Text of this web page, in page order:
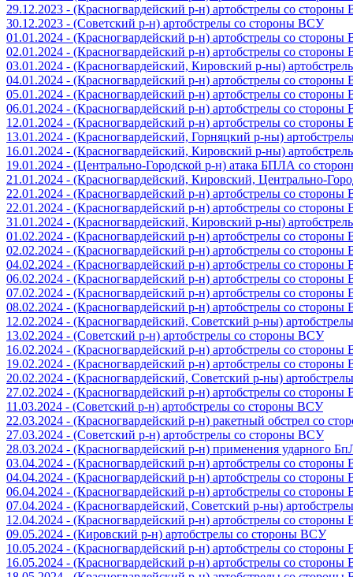
29.12.2023 - (Красногвардейский р-н) артобстрелы со
30.12.2023 - (Советский р-н) артобстрелы со стороны ВСУ
01.01.2024 - (Красногвардейский р-н) артобстрелы со
02.01.2024 - (Красногвардейский р-н) артобстрелы со
03.01.2024 - (Красногвардейский, Кировский р-ны)
04.01.2024 - (Красногвардейский р-н) артобстрелы со
05.01.2024 - (Красногвардейский р-н) артобстрелы со
06.01.2024 - (Красногвардейский р-н) артобстрелы со
12.01.2024 - (Красногвардейский р-н) артобстрелы со
13.01.2024 - (Красногвардейский, Горняцкий р-ны)
16.01.2024 - (Красногвардейский, Кировский р-ны)
19.01.2024 - (Центрально-Городской р-н) атака БПЛА со
21.01.2024 - (Красногвардейский, Кировский, Центрально-
22.01.2024 - (Красногвардейский р-н) артобстрелы со
22.01.2024 - (Красногвардейский р-н) артобстрелы со
31.01.2024 - (Красногвардейский, Кировский р-ны)
01.02.2024 - (Красногвардейский р-н) артобстрелы со
02.02.2024 - (Красногвардейский р-н) артобстрелы со
04.02.2024 - (Красногвардейский р-н) артобстрелы со
06.02.2024 - (Красногвардейский р-н) артобстрелы со
07.02.2024 - (Красногвардейский р-н) артобстрелы со
08.02.2024 - (Красногвардейский р-н) артобстрелы со
12.02.2024 - (Красногвардейский, Советский р-ны)
13.02.2024 - (Советский р-н) артобстрелы со стороны ВСУ
16.02.2024 - (Красногвардейский р-н) артобстрелы со
19.02.2024 - (Красногвардейский р-н) артобстрелы со
20.02.2024 - (Красногвардейский, Советский р-ны)
27.02.2024 - (Красногвардейский р-н) артобстрелы со
11.03.2024 - (Советский р-н) артобстрелы со стороны ВСУ
22.03.2024 - (Красногвардейский р-н) ракетный обстрел со
27.03.2024 - (Советский р-н) артобстрелы со стороны ВСУ
28.03.2024 - (Красногвардейский р-н) применения ударного
03.04.2024 - (Красногвардейский р-н) артобстрелы со
04.04.2024 - (Красногвардейский р-н) артобстрелы со
06.04.2024 - (Красногвардейский р-н) артобстрелы со
07.04.2024 - (Красногвардейский, Советский р-ны)
12.04.2024 - (Красногвардейский р-н) артобстрелы со
09.05.2024 - (Кировский р-н) артобстрелы со стороны ВСУ
10.05.2024 - (Красногвардейский р-н) артобстрелы со
16.05.2024 - (Красногвардейский р-н) артобстрелы со